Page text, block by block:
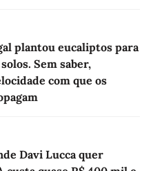
plantou eucaliptos para
Sem saber,
com que os
Davi Lucca quer